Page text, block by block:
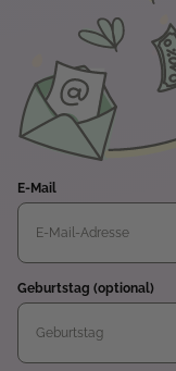
E-Mail
Geburtstag (optional)